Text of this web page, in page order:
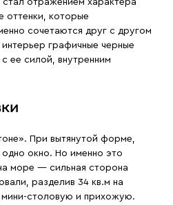
оттенки, которые
сочетаются друг с другом
графичные черные
ее силой, внутренним
При вытянутой форме,
окно. Но именно это
море — сильная сторона
разделив 34 кв.м на
столовую и прихожую.